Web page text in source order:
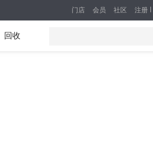
注册
门店 会员 社区
回收